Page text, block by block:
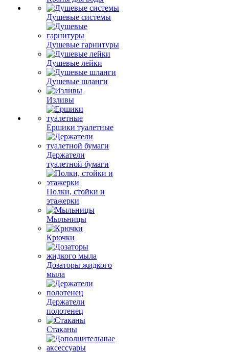
Душевые системы
Душевые гарнитуры
Душевые лейки
Душевые шланги
Изливы
Ершики туалетные
Держатели
туалетной бумаги
Полки, стойки и
этажерки
Мыльницы
Крючки
Дозаторы жидкого
мыла
Держатели
полотенец
Стаканы